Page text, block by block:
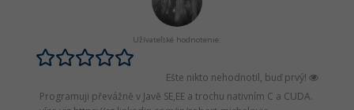
Užívateľské hodnotenie:
Ešte nikto nehodnotil, buď prvý!
Programuji převážně v Javě SE,EE a trochu nativním C a CUDA.